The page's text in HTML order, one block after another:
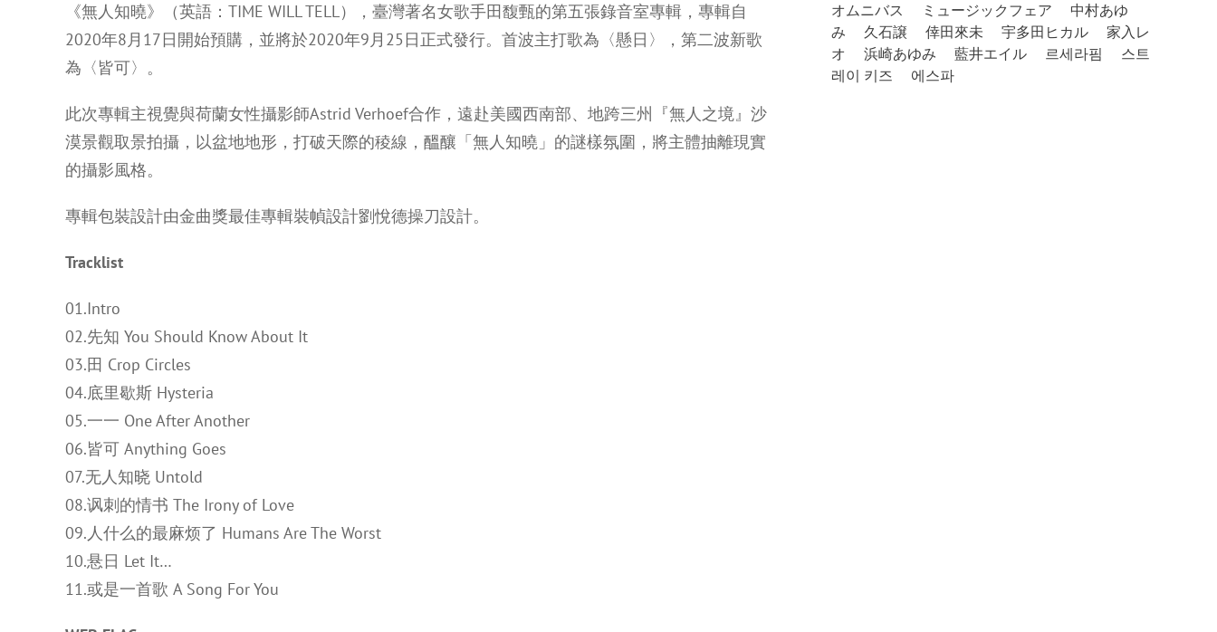
《無人知曉》（英語：TIME WILL TELL），臺灣著名女歌手田馥甄的第五張錄音室專輯，專輯自
2020年8月17日開始預購，並將於2020年9月25日正式發行。首波主打歌為〈懸日〉，第二波新歌
為〈皆可〉。
此次專輯主視覺與荷蘭女性攝影師Astrid Verhoef合作，遠赴美國西南部、地跨三州『無人之境』沙
漠景觀取景拍攝，以盆地地形，打破天際的稜線，醞釀「無人知曉」的謎樣氛圍，將主體抽離現實
的攝影風格。
專輯包裝設計由金曲獎最佳專輯裝幀設計劉悅德操刀設計。
Tracklist
01.Intro
02.先知 You Should Know About It
03.田 Crop Circles
04.底里歇斯 Hysteria
05.一一 One After Another
06.皆可 Anything Goes
07.无人知晓 Untold
08.讽刺的情书 The Irony of Love
09.人什么的最麻烦了 Humans Are The Worst
10.悬日 Let It…
11.或是一首歌 A Song For You
オムニバス
ミュージックフェア
中村あゆ
み
久石譲 倖田來未 宇多田ヒカル
家入レ
オ
浜崎あゆみ 藍井エイル 르세라핌
스트
레이 키즈
에스파